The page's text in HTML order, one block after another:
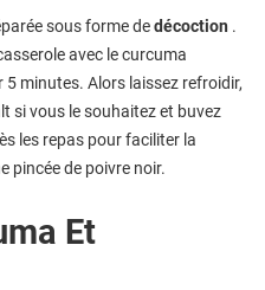
sous forme dedécoction .
avec le curcuma
minutes. Alors laissez refroidir,
si vous le souhaitez et buvez
les repas pour faciliter la
pincée de poivre noir.
Et